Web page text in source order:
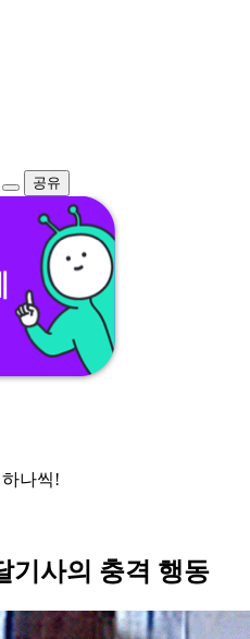
공유
나씩!
기사의 충격 행동